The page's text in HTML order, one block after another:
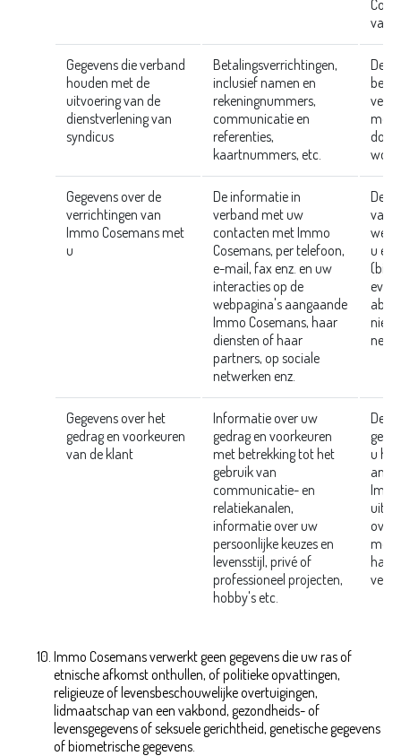
van
Gegevens die verband
houden met de
uitvoering van de
dienstverlening van
syndicus
Betalingsverrichtingen,
inclusief namen en
rekeningnummers,
communicatie en
referenties,
kaartnummers, etc.
door
Gegevens over de
verrichtingen van
Immo Cosemans met
u
De informatie in
verband met uw
contacten met Immo
Cosemans, per telefoon,
e-mail, fax enz. en uw
interacties op de
webpagina's aangaande
Immo Cosemans, haar
diensten of haar
partners, op sociale
netwerken enz.
van
u en
(bij
Gegevens over het
gedrag en voorkeuren
van de klant
Informatie over uw
gedrag en voorkeuren
met betrekking tot het
gebruik van
communicatie- en
relatiekanalen,
informatie over uw
persoonlijke keuzes en
levensstijl, privé of
professioneel projecten,
hobby's etc.
Deze
u
met
haar
Immo Cosemans verwerkt geen gegevens die uw ras of
etnische afkomst onthullen, of politieke opvattingen,
religieuze of levensbeschouwelijke overtuigingen,
lidmaatschap van een vakbond, gezondheids- of
levensgegevens of seksuele gerichtheid, genetische gegevens
of biometrische gegevens.